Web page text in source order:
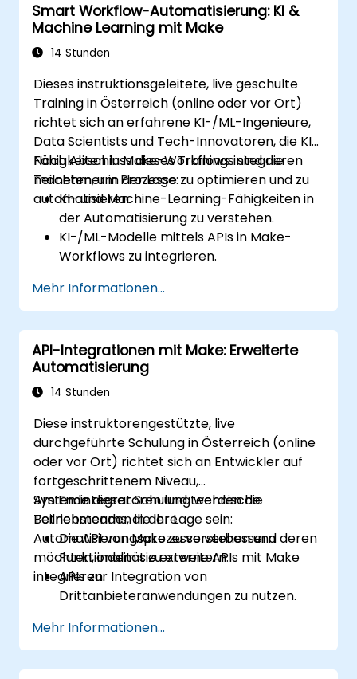
Smart Workflow-Automatisierung: KI &
Machine Learning mit Make
14 Stunden
Dieses instruktionsgeleitete, live geschulte
Training in Österreich (online oder vor Ort)
richtet sich an erfahrene KI-/ML-Ingenieure,
Data Scientists und Tech-Innovatoren, die KI-
Fähigkeiten in Make-Workflows integrieren
möchten, um Prozesse zu optimieren und zu
automatisieren.
Nach Abschluss dieses Trainings sind die
Teilnehmer in der Lage:
KI- und Machine-Learning-Fähigkeiten in
der Automatisierung zu verstehen.
KI-/ML-Modelle mittels APIs in Make-
Workflows zu integrieren.
Modellierung und datengestützte
Entscheidungsfindung umzusetzen.
KI-gesteuerte Automatisierungs-
Workflows zu optimieren und zu skalieren.
Mehr Informationen...
API-Integrationen mit Make: Erweiterte
Automatisierung
14 Stunden
Diese instruktorengestützte, live
durchgeführte Schulung in Österreich (online
oder vor Ort) richtet sich an Entwickler auf
fortgeschrittenem Niveau,
Systemintegratoren und technische
Betriebsteams, die ihre
Automatisierungsprozesse verbessern
möchten, indem sie externe APIs mit Make
integrieren.
Am Ende dieser Schulung werden die
Teilnehmenden in der Lage sein:
Die API von Make zu verstehen und deren
Funktionalität zu erweitern.
APIs zur Integration von
Drittanbieteranwendungen zu nutzen.
unterstützte Anwendungen zu erstellen.
Fortgeschrittene
Automatisierungstechniken mit Make und
Mehr Informationen...